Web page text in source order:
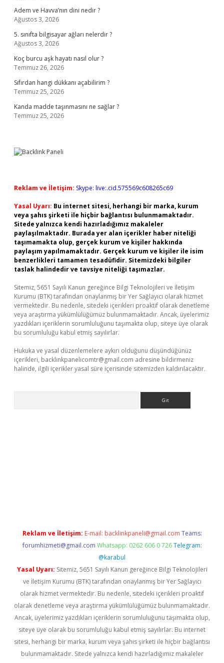
Adem ve Havva’nın dini nedir ?
Ağustos 3, 2026
5. sınıfta bilgisayar ağları nelerdir ?
Ağustos 3, 2026
Koç burcu aşk hayatı nasıl olur ?
Temmuz 26, 2026
Sıfırdan hangi dükkanı açabilirim ?
Temmuz 25, 2026
Kanda madde taşınmasını ne sağlar ?
Temmuz 25, 2026
Reklam ve İletişim: Skype: live:.cid.575569c608265c69
Yasal Uyarı: Bu internet sitesi, herhangi bir marka, kurum
veya şahıs şirketi ile hiçbir bağlantısı bulunmamaktadır.
Sitede yalnızca kendi hazırladığımız makaleler
paylaşılmaktadır. Burada yer alan içerikler haber niteliği
taşımamakta olup, gerçek kurum ve kişiler hakkında
paylaşım yapılmamaktadır. Gerçek kurum ve kişiler ile isim
benzerlikleri tamamen tesadüfidir. Sitemizdeki bilgiler
taslak halindedir ve tavsiye niteliği taşımazlar.
Sitemiz, 5651 Sayılı Kanun gereğince Bilgi Teknolojileri ve İletişim
Kurumu (BTK) tarafından onaylanmış bir Yer Sağlayıcı olarak hizmet
vermektedir. Bu nedenle, sitedeki içerikleri proaktif olarak denetleme
veya araştırma yükümlülüğümüz bulunmamaktadır. Ancak, üyelerimiz
yazdıkları içeriklerin sorumluluğunu taşımakta olup, siteye üye olarak
bu sorumluluğu kabul etmiş sayılırlar.
Hukuka ve yasal düzenlemelere aykırı olduğunu düşündüğünüz
içerikleri, backlinkpanelicomtr@gmail.com adresine bildirmeniz
halinde, ilgili içerikler yasal süre içerisinde sitemizden kaldırılacaktır.
Reklam ve İletişim: E-mail: backlinkpaneli@gmail.com Teams:
forumhizmeti@gmail.com Whatsapp: 0262 606 0 726 Telegram:
@karabul
Yasal Uyarı: Sitemiz, 5651 Sayılı Kanun gereğince Bilgi Teknolojileri
ve İletişim Kurumu (BTK) tarafından onaylanmış bir Yer Sağlayıcı
olarak hizmet vermektedir. Bu nedenle, sitedeki içerikleri proaktif
olarak denetleme veya araştırma yükümlülüğümüz bulunmamaktadır.
Ancak, üyelerimiz yazdıkları içeriklerin sorumluluğunu taşımakta olup,
siteye üye olarak bu sorumluluğu kabul etmiş sayılırlar. Bu internet
sitesi, herhangi bir marka, kurum veya şahıs şirketi ile hiçbir bağlantısı
bulunmamaktadır. Sitede yalnızca kendi hazırladığımız makaleler